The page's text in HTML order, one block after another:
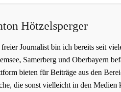
Hötzelsperger
Journalist bin ich bereits seit
Samerberg und Oberbayern
bieten für Beiträge aus den
die sonst vielleicht in den Medien